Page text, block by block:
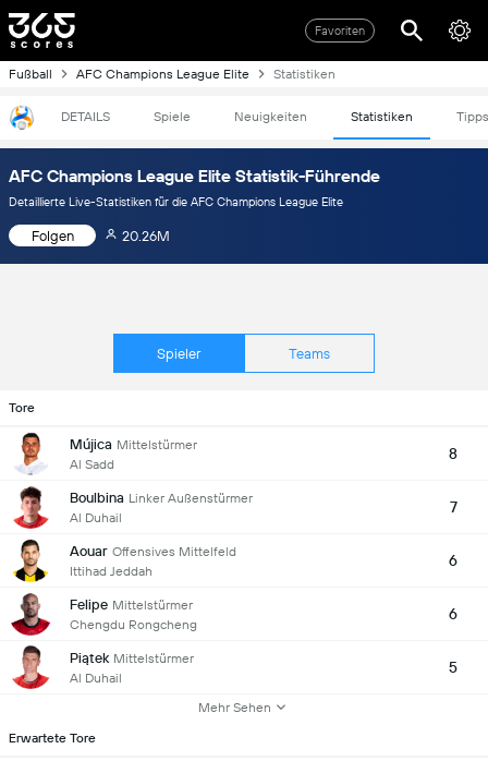
Favoriten
Fußball AFC Champions League Elite Statistiken
DETAILS Spiele Neuigkeiten Statistiken Tipps
AFC Champions League Elite Statistik-Führende
Detaillierte Live-Statistiken für die AFC Champions League Elite
Folgen 20.26M
Spieler Teams
Tore
Mújica Mittelstürmer
Al Sadd
8
Boulbina Linker Außenstürmer
Al Duhail
7
Aouar Offensives Mittelfeld
Ittihad Jeddah
6
Felipe Mittelstürmer
Chengdu Rongcheng
6
Piątek Mittelstürmer
Al Duhail
5
Mehr Sehen
Erwartete Tore